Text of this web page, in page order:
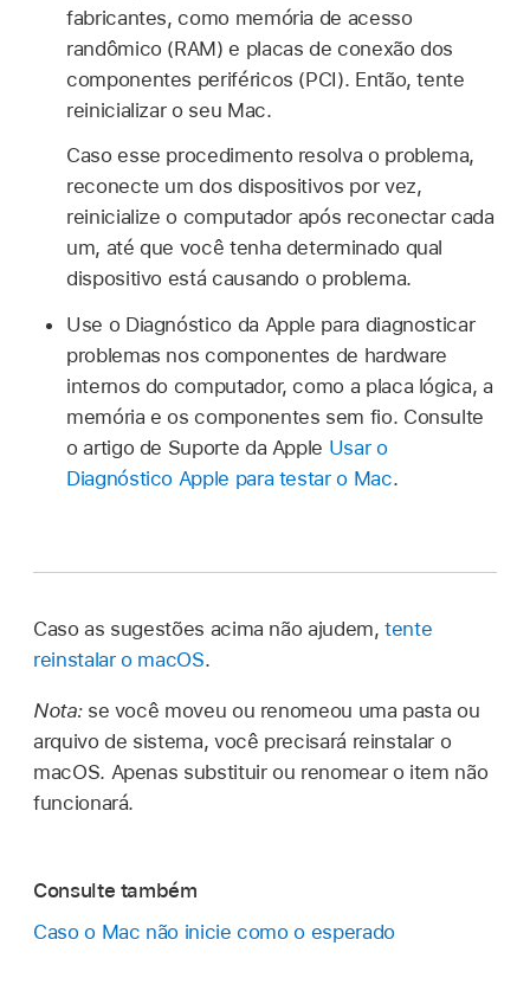
fabricantes, como memória de acesso
randômico (RAM) e placas de conexão dos
componentes periféricos (PCI). Então, tente
reinicializar o seu Mac.
Caso esse procedimento resolva o problema,
reconecte um dos dispositivos por vez,
reinicialize o computador após reconectar cada
um, até que você tenha determinado qual
dispositivo está causando o problema.
Use o Diagnóstico da Apple para diagnosticar
problemas nos componentes de hardware
internos do computador, como a placa lógica, a
memória e os componentes sem fio. Consulte
o artigo de Suporte da Apple Usar o
Diagnóstico Apple para testar o Mac.
Caso as sugestões acima não ajudem,tente
reinstalar o macOS.
Nota: se você moveu ou renomeou uma pasta ou
arquivo de sistema, você precisará reinstalar o
macOS. Apenas substituir ou renomear o item não
funcionará.
Consulte também
Caso o Mac não inicie como o esperado